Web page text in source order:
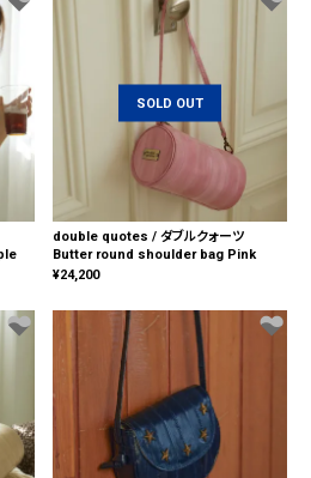
SOLD OUT
double quotes / ダブルクォーツ
Butter round shoulder bag Pink
¥24,200